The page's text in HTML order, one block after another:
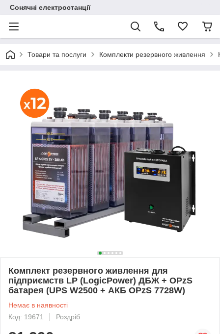
Сонячні електростанції
Товари та послуги Комплекти резервного живлення
Комплект резервного живлення для
підприємств LP (LogicPower) ДБЖ + OPzS
батарея (UPS W2500 + АКБ OPzS 7728W)
Немає в наявності
Код: 19671
Роздріб